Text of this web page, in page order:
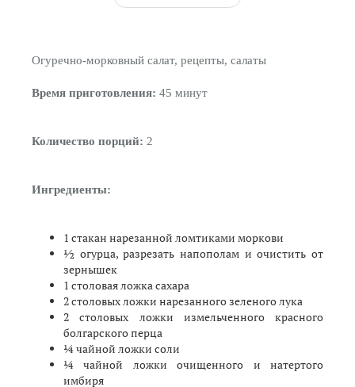
Огуречно-морковный салат, рецепты, салаты
Время приготовления: 45 минут
Количество порций: 2
Ингредиенты:
1 стакан нарезанной ломтиками моркови
½ огурца, разрезать напополам и очистить от
зернышек
1 столовая ложка сахара
2 столовых ложки нарезанного зеленого лука
2 столовых ложки измельченного красного
болгарского перца
¼ чайной ложки соли
¼ чайной ложки очищенного и натертого
имбиря